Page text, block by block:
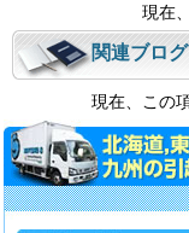
現在
関連ブログ
現在、この